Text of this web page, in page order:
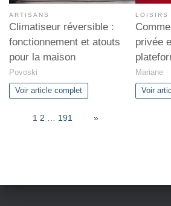
ARTISANS
Climatiseur réversible :
fonctionnement et atouts
pour la maison
Povoski
Voir article complet
LOISIRS
privée
Mariane
Voir
1 2 191 »